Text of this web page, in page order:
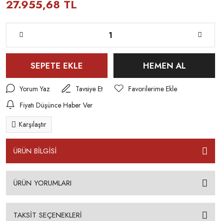
27.955,68 TL
SEPETE EKLE HEMEN AL
Yorum Yaz
Tavsiye Et
Fiyatı Düşünce Haber Ver
Karşılaştır
ÜRÜN BİLGİSİ
ÜRÜN YORUMLARI
TAKSİT SEÇENEKLERİ